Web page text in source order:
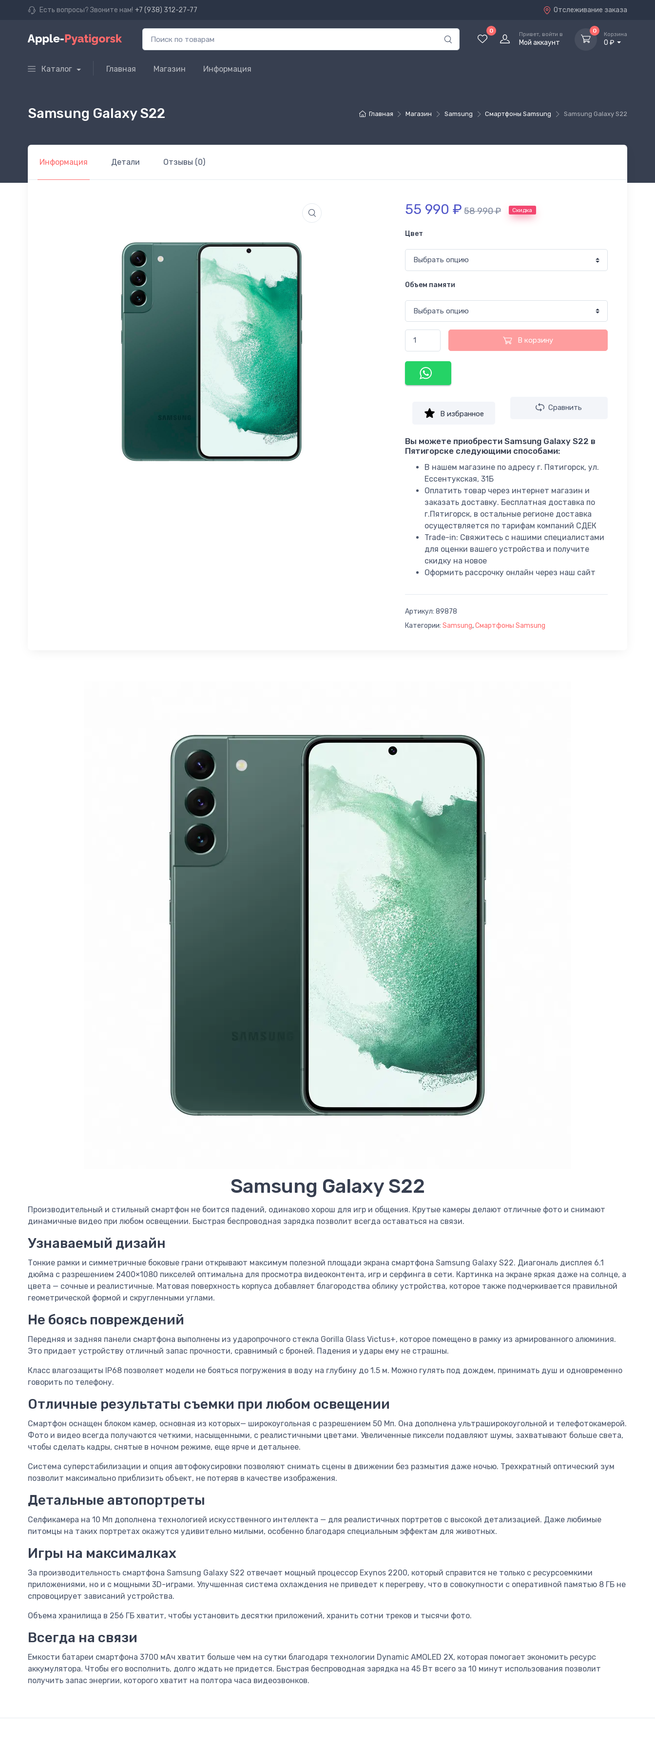
Есть вопросы? Звоните нам! +7 (938) 312-27-77 Отслеживание заказа
0
Привет, войти в
Мой аккаунт
0
Корзина
0 ₽
Каталог Главная Магазин Информация
Главная Магазин Samsung Смартфоны Samsung Samsung Galaxy S22
Samsung Galaxy S22
Информация Детали Отзывы (0)
55 990 ₽ 58 990₽ Скидка
Цвет
Объем памяти
В корзину
В избранное
Сравнить
Вы можете приобрести Samsung Galaxy S22 в
Пятигорске следующими способами:
В нашем магазине по адресу г. Пятигорск, ул.
Ессентукская, 31Б
Оплатить товар через интернет магазин и
заказать доставку. Бесплатная доставка по
г.Пятигорск, в остальные регионе доставка
осуществляется по тарифам компаний СДЕК
Trade-in: Свяжитесь с нашими специалистами
для оценки вашего устройства и получите
скидку на новое
Оформить рассрочку онлайн через наш сайт
Артикул: 89878
Категории: Samsung,Смартфоны Samsung
Samsung Galaxy S22
Производительный и стильный смартфон не боится падений, одинаково хорош для игр и общения. Крутые камеры делают отличные фото и снимают
динамичные видео при любом освещении. Быстрая беспроводная зарядка позволит всегда оставаться на связи.
Узнаваемый дизайн
Тонкие рамки и симметричные боковые грани открывают максимум полезной площади экрана смартфона Samsung Galaxy S22. Диагональ дисплея 6.1
дюйма с разрешением 2400×1080 пикселей оптимальна для просмотра видеоконтента, игр и серфинга в сети. Картинка на экране яркая даже на солнце, а
цвета — сочные и реалистичные. Матовая поверхность корпуса добавляет благородства облику устройства, которое также подчеркивается правильной
геометрической формой и скругленными углами.
Не боясь повреждений
Передняя и задняя панели смартфона выполнены из ударопрочного стекла Gorilla Glass Victus+, которое помещено в рамку из армированного алюминия.
Это придает устройству отличный запас прочности, сравнимый с броней. Падения и удары ему не страшны.
Класс влагозащиты IP68 позволяет модели не бояться погружения в воду на глубину до 1.5 м. Можно гулять под дождем, принимать душ и одновременно
говорить по телефону.
Отличные результаты съемки при любом освещении
Смартфон оснащен блоком камер, основная из которых— широкоугольная с разрешением 50 Мп. Она дополнена ультраширокоугольной и телефотокамерой.
Фото и видео всегда получаются четкими, насыщенными, с реалистичными цветами. Увеличенные пиксели подавляют шумы, захватывают больше света,
чтобы сделать кадры, снятые в ночном режиме, еще ярче и детальнее.
Система суперстабилизации и опция автофокусировки позволяют снимать сцены в движении без размытия даже ночью. Трехкратный оптический зум
позволит максимально приблизить объект, не потеряв в качестве изображения.
Детальные автопортреты
Селфикамера на 10 Мп дополнена технологией искусственного интеллекта — для реалистичных портретов с высокой детализацией. Даже любимые
питомцы на таких портретах окажутся удивительно милыми, особенно благодаря специальным эффектам для животных.
Игры на максималках
За производительность смартфона Samsung Galaxy S22 отвечает мощный процессор Exynos 2200, который справится не только с ресурсоемкими
приложениями, но и с мощными 3D-играми. Улучшенная система охлаждения не приведет к перегреву, что в совокупности с оперативной памятью 8 ГБ не
спровоцирует зависаний устройства.
Объема хранилища в 256 ГБ хватит, чтобы установить десятки приложений, хранить сотни треков и тысячи фото.
Всегда на связи
Емкости батареи смартфона 3700 мАч хватит больше чем на сутки благодаря технологии Dynamic AMOLED 2X, которая помогает экономить ресурс
аккумулятора. Чтобы его восполнить, долго ждать не придется. Быстрая беспроводная зарядка на 45 Вт всего за 10 минут использования позволит
получить запас энергии, которого хватит на полтора часа видеозвонков.